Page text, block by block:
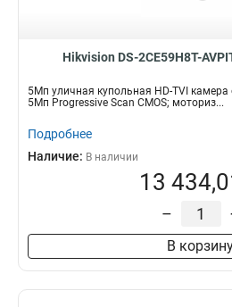
Hikvision DS-2CE59H8T-
5Мп уличная купольная HD-TVI камера
5Мп Progressive Scan CMOS; моториз...
Подробнее
Наличие: В наличии
13
–
В